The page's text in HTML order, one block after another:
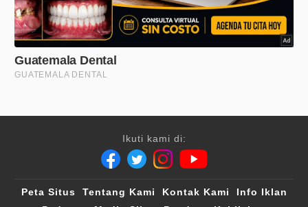
Ikuti kami di:
Peta Situs Tentang Kami Kontak Kami
Info Iklan